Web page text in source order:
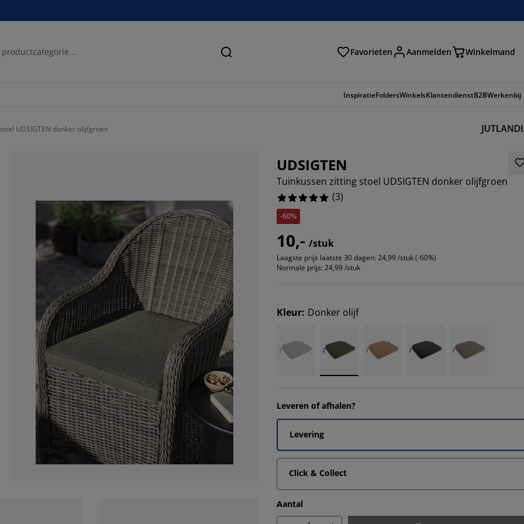
Zoeken Favorieten Aanmelden Winkelmand
InspiratieFoldersWinkelsKlantendienstB2BWerkenbij
UDSIGTEN donker olijfgroen
UDSIGTEN
Tuinkussen zitting stoel UDSIGTEN donker olijfgroen
(3)
-60%
10,- /stuk
Laagste prijs laatste 30 dagen: 24,99 /stuk (-60%)
Normale prijs: 24,99 /stuk
Kleur: Donker olijf
Leveren of afhalen?
Levering
Click & Collect
Aantal
100%